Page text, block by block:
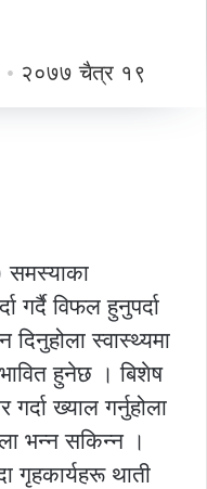
२०७७ चैत्र १९
गर्दै विफल हुनुपर्दा
स्वास्थ्यमा
हुनेछ । बिशेष
ख्याल गर्नुहोला
भन्न सकिन्न ।
गृहकार्यहरू थाती